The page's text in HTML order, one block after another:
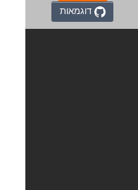
דוגמאות